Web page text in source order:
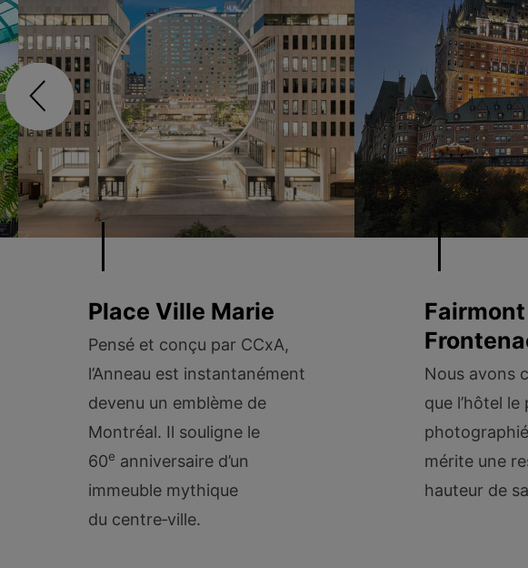
Place Ville Marie
Pensé et conçu par CCxA,
l’Anneau est instantanément
devenu un emblème de
Montréal. Il souligne le
60e anniversaire d’un
immeuble mythique
du centre‑ville.
Nous avons
que l’hôtel le
mérite une
hauteur de